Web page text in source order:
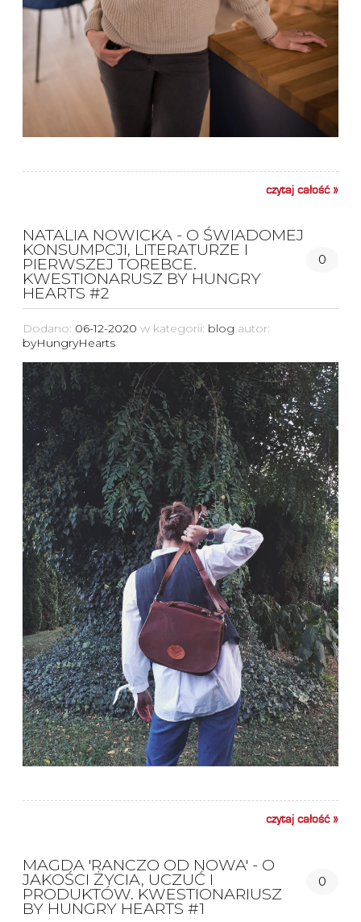
czytaj całość »
NATALIA NOWICKA - O ŚWIADOMEJ
KONSUMPCJI, LITERATURZE I
PIERWSZEJ TOREBCE.
KWESTIONARUSZ BY HUNGRY
HEARTS #2
0
Dodano: 06-12-2020 w kategorii: blog autor:
byHungryHearts
czytaj całość »
MAGDA 'RANCZO OD NOWA' - O
JAKOŚCI ŻYCIA, UCZUĆ I
PRODUKTÓW. KWESTIONARIUSZ
BY HUNGRY HEARTS #1
0